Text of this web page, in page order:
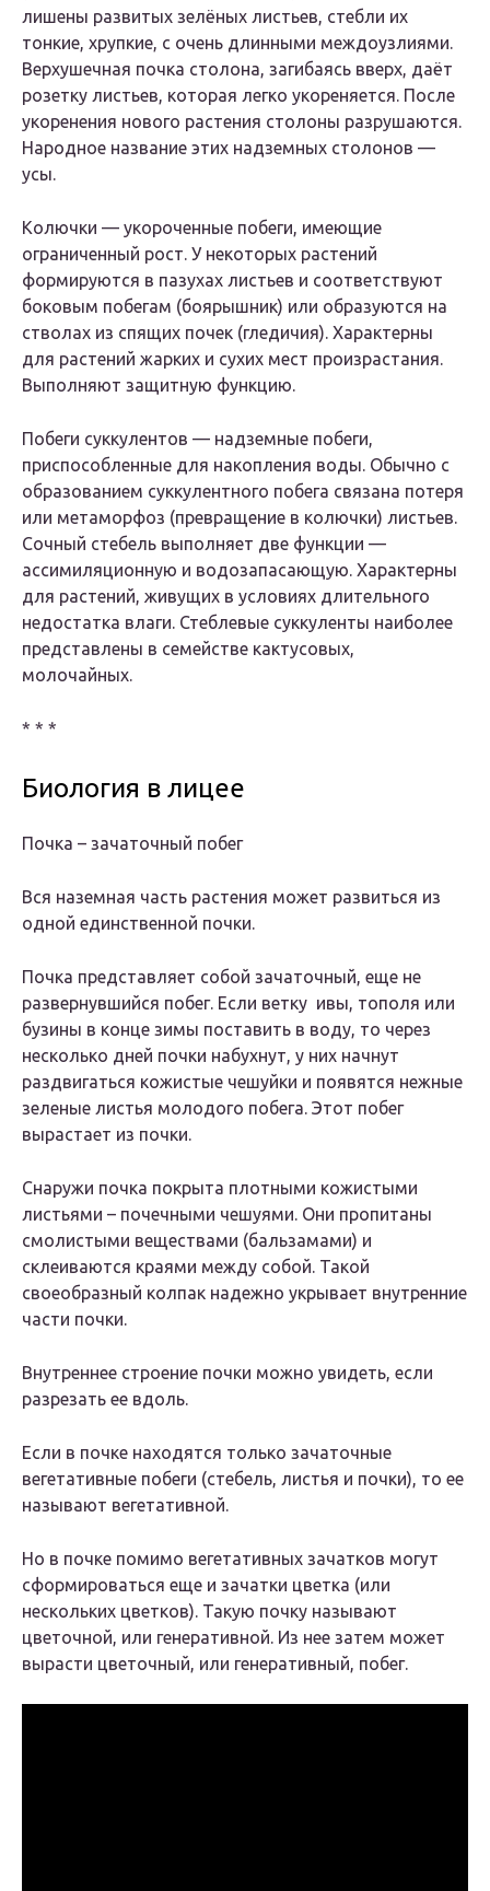
лишены развитых зелёных листьев, стебли их
тонкие, хрупкие, с очень длинными междоузлиями.
Верхушечная почка столона, загибаясь вверх, даёт
розетку листьев, которая легко укореняется. После
укоренения нового растения столоны разрушаются.
Народное название этих надземных столонов —
усы.
Колючки — укороченные побеги, имеющие
ограниченный рост. У некоторых растений
формируются в пазухах листьев и соответствуют
боковым побегам (боярышник) или образуются на
стволах из спящих почек (гледичия). Характерны
для растений жарких и сухих мест произрастания.
Выполняют защитную функцию.
Побеги суккулентов — надземные побеги,
приспособленные для накопления воды. Обычно с
образованием суккулентного побега связана потеря
или метаморфоз (превращение в колючки) листьев.
Сочный стебель выполняет две функции —
ассимиляционную и водозапасающую. Характерны
для растений, живущих в условиях длительного
недостатка влаги. Стеблевые суккуленты наиболее
представлены в семействе кактусовых,
молочайных.
* * *
Биология в лицее
Почка – зачаточный побег
Вся наземная часть растения может развиться из
одной единственной почки.
Почка представляет собой зачаточный, еще не
развернувшийся побег. Если ветку ивы, тополя или
бузины в конце зимы поставить в воду, то через
несколько дней почки набухнут, у них начнут
раздвигаться кожистые чешуйки и появятся нежные
зеленые листья молодого побега. Этот побег
вырастает из почки.
Снаружи почка покрыта плотными кожистыми
листьями – почечными чешуями. Они пропитаны
смолистыми веществами (бальзамами) и
склеиваются краями между собой. Такой
своеобразный колпак надежно укрывает внутренние
части почки.
Внутреннее строение почки можно увидеть, если
разрезать ее вдоль.
Если в почке находятся только зачаточные
вегетативные побеги (стебель, листья и почки), то ее
называют вегетативной.
Но в почке помимо вегетативных зачатков могут
сформироваться еще и зачатки цветка (или
нескольких цветков). Такую почку называют
цветочной, или генеративной. Из нее затем может
вырасти цветочный, или генеративный, побег.